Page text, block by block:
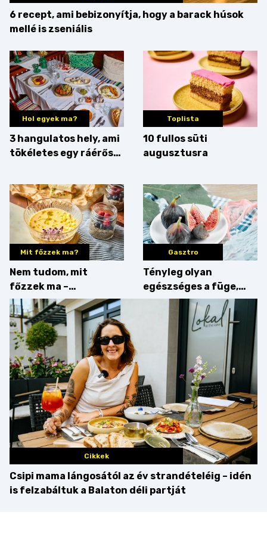
6 recept, ami bebizonyítja, hogy a barack húsok
mellé is zseniális
Hol egyek ma?
3 hangulatos hely, ami
tökéletes egy ráérős
Toplista
10 fullos süti
augusztusra
Mit főzzek ma?
Nem tudom, mit
főzzek ma –
Villámgyors menü
Gasztro
Tényleg olyan
egészséges a füge,
mint amilyennek
gondoljuk?
Cikkek
Csipi mama lángosától az év strandételéig – idén
is felzabáltuk a Balaton déli partját